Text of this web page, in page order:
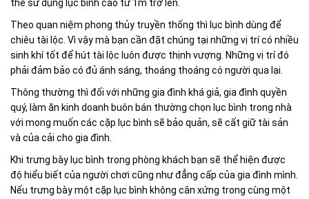
thể sử dụng lục bình cao từ 1m trở lên.
Theo quan niệm phong thủy truyền thống thì lục bình dùng để
chiêu tài lộc. Vì vậy mà bạn cần đặt chúng tại những vị trí có nhiều
sinh khí tốt để hút tài lộc luôn được thịnh vượng. Những vị trí đó
phải đảm bảo có đủ ánh sáng, thoáng thoáng có người qua lại.
Thông thường thì đối với những gia đình khá giả, gia đình quyền
quý, làm ăn kinh doanh buôn bán thường chọn lục bình trong nhà
với mong muốn các cặp lục bình sẽ bảo quản, sẽ cất giữ tài sản
và của cải cho gia đình.
Khi trưng bày lục bình trong phòng khách bạn sẽ thể hiện được
độ hiểu biết của người chơi cũng như đẳng cấp của gia đình mình.
Nếu trưng bày một cặp lục bình không cân xứng trong cùng một